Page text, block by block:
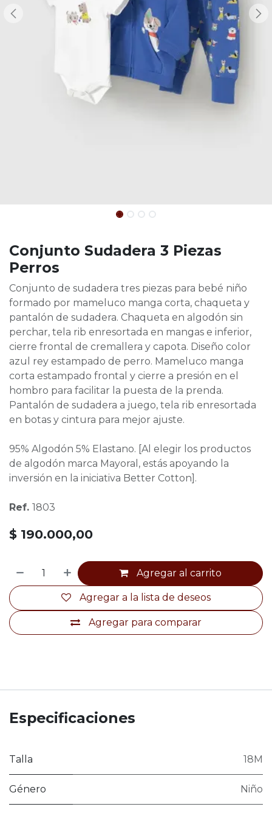
Conjunto Sudadera 3 Piezas
Perros
Conjunto de sudadera tres piezas para bebé niño
formado por mameluco manga corta, chaqueta y
pantalón de sudadera. Chaqueta en algodón sin
perchar, tela rib enresortada en mangas e inferior,
cierre frontal de cremallera y capota. Diseño color
azul rey estampado de perro. Mameluco manga
corta estampado frontal y cierre a presión en el
hombro para facilitar la puesta de la prenda.
Pantalón de sudadera a juego, tela rib enresortada
en botas y cintura para mejor ajuste.
95% Algodón 5% Elastano. [Al elegir los productos
de algodón marca Mayoral, estás apoyando la
inversión en la iniciativa Better Cotton].
Ref. 1803
$ 190.000,00
Agregar al carrito
Agregar para comparar
Agregar a la lista de deseos
Especificaciones
Talla 18M
Género Niño